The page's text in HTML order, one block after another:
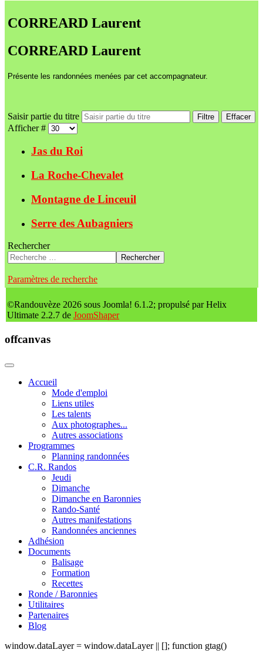
CORREARD Laurent
CORREARD Laurent
Présente les randonnées menées par cet accompagnateur.
Saisir partie du titre Filtre Effacer
Afficher #
Jas du Roi
La Roche-Chevalet
Montagne de Linceuil
Serre des Aubagniers
Rechercher
Rechercher
Paramètres de recherche
©Randouvèze 2026 sous Joomla! 6.1.2; propulsé par Helix
Ultimate 2.2.7 de JoomShaper
offcanvas
Accueil
Mode d'emploi
Liens utiles
Les talents
Aux photographes...
Autres associations
Programmes
Planning randonnées
C.R. Randos
Jeudi
Dimanche
Dimanche en Baronnies
Rando-Santé
Autres manifestations
Randonnées anciennes
Adhésion
Documents
Balisage
Formation
Recettes
Ronde / Baronnies
Utilitaires
Partenaires
Blog
window.dataLayer = window.dataLayer || []; function gtag()